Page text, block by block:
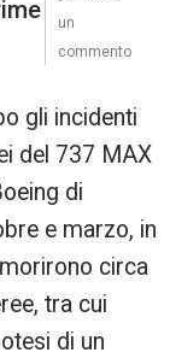
gli incidenti
del 737 MAX
di
e marzo, in
circa
tra cui
di un
un
commento